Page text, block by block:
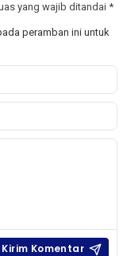
yang wajib ditandai *
peramban ini untuk